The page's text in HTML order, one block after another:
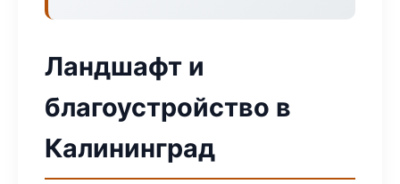
Ландшафт и
благоустройство в
Калининград